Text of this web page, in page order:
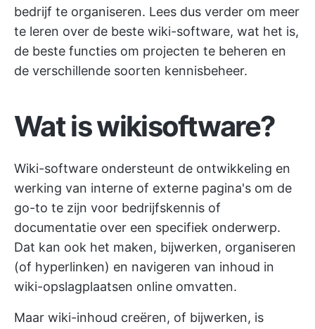
bedrijf te organiseren. Lees dus verder om meer
te leren over de beste wiki-software, wat het is,
de beste functies om projecten te beheren en
de verschillende soorten kennisbeheer.
Wat is wikisoftware?
Wiki-software ondersteunt de ontwikkeling en
werking van interne of externe pagina's om de
go-to te zijn voor bedrijfskennis of
documentatie over een specifiek onderwerp.
Dat kan ook het maken, bijwerken, organiseren
(of hyperlinken) en navigeren van inhoud in
wiki-opslagplaatsen online omvatten.
Maar wiki-inhoud creëren, of bijwerken, is